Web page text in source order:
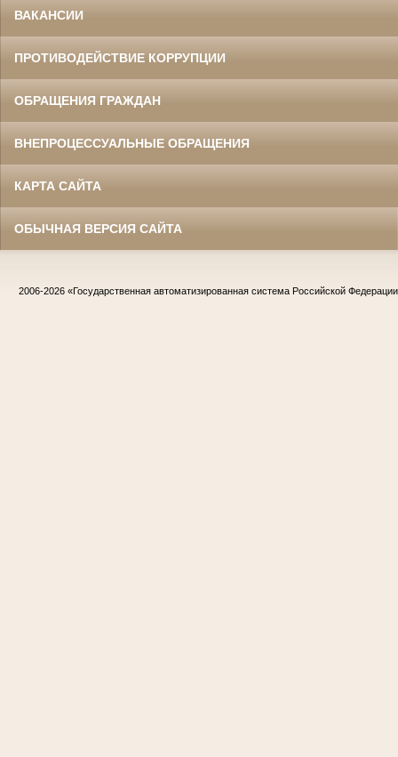
ВАКАНСИИ
ПРОТИВОДЕЙСТВИЕ КОРРУПЦИИ
ОБРАЩЕНИЯ ГРАЖДАН
ВНЕПРОЦЕССУАЛЬНЫЕ ОБРАЩЕНИЯ
КАРТА САЙТА
ОБЫЧНАЯ ВЕРСИЯ САЙТА
2006-2026 «Государственная автоматизированная система Российской